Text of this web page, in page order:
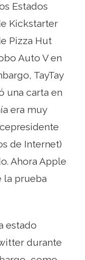
Estados
Kickstarter
Pizza Hut
Auto V en
TayTay
una carta en
era muy
de Internet)
Ahora Apple
la prueba
estado
durante